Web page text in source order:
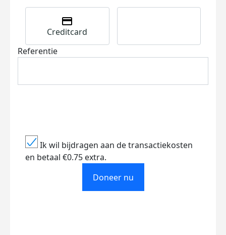
Creditcard
Referentie
Ik wil bijdragen aan de transactiekosten
en betaal €0.75 extra.
Doneer nu